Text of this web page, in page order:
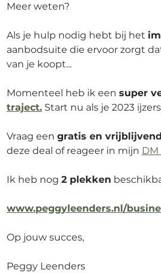
Meer weten?
Als je hulp nodig hebt bij het
aanbodsuite die ervoor zorgt
van je koopt...
Momenteel heb ik een super
traject. Start nu als je 2023
Vraag een gratis en
deze deal of reageer in mijn DM
Ik heb nog 2 plekken
www.peggyleenders.nl/
Op jouw succes,
Peggy Leenders